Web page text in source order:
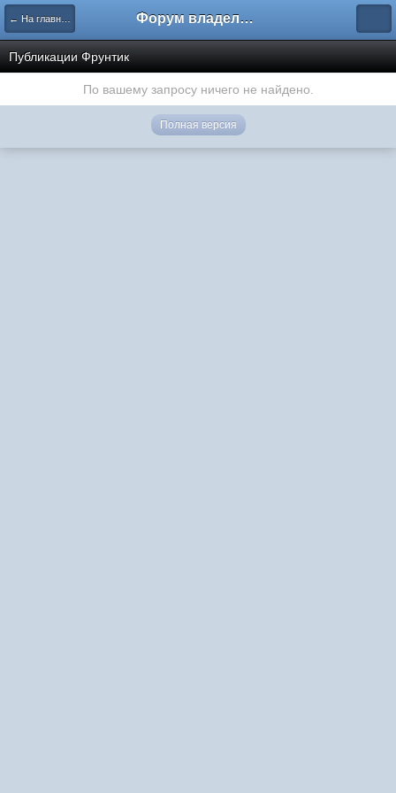
← На главную Форум владельцев интернет-магазинов
Публикации Фрунтик
По вашему запросу ничего не найдено.
Полная версия